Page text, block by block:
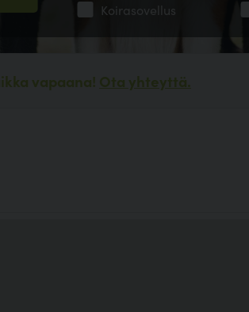
Koirasovellus
vapaana! Ota yhteyttä.